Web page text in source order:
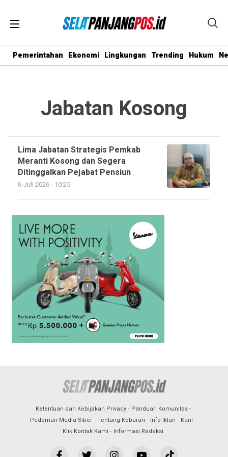
Pemerintahan Ekonomi Lingkungan Trending Hukum
Jabatan Kosong
Lima Jabatan Strategis Pemkab
Meranti Kosong dan Segera
Ditinggalkan Pejabat Pensiun
6 Juli 2026 - 10:25
Ketentuan dan Kebijakan Privacy
Panduan Komunitas
Pedoman Media Siber
Tentang Kobaran Info Iklan
Karir
Klik Kontak Kami
Informasi Redaksi